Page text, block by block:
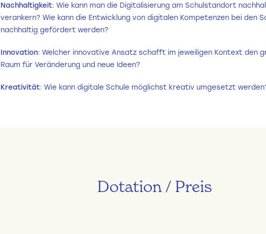
Nachhaltigkeit: Wie kann man die Digitalisierung am Schulstandort
verankern? Wie kann die Entwicklung von digitalen Kompetenzen bei den
nachhaltig gefördert werden?
Innovation: Welcher innovative Ansatz schafft im jeweiligen Kontext den
Raum für Veränderung und neue Ideen?
Kreativität: Wie kann digitale Schule möglichst kreativ umgesetzt
Dotation / Preis